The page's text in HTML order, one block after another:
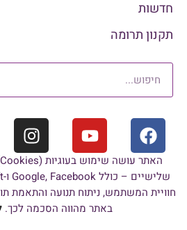
חדשות
תקנון תרומה
חוויית המשתמש, ניתוח תנועה והתאמת
באתר מהווה הסכמה לכך.